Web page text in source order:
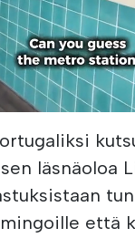
läsnäoloa
että